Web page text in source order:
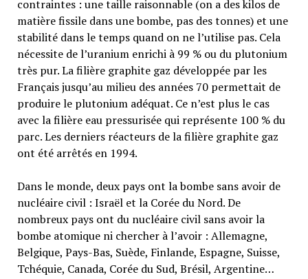
contraintes : une taille raisonnable (on a des kilos de
matière fissile dans une bombe, pas des tonnes) et une
stabilité dans le temps quand on ne l’utilise pas. Cela
nécessite de l’uranium enrichi à 99 % ou du plutonium
très pur. La filière graphite gaz développée par les
Français jusqu’au milieu des années 70 permettait de
produire le plutonium adéquat. Ce n’est plus le cas
avec la filière eau pressurisée qui représente 100 % du
parc. Les derniers réacteurs de la filière graphite gaz
ont été arrêtés en 1994.
Dans le monde, deux pays ont la bombe sans avoir de
nucléaire civil : Israël et la Corée du Nord. De
nombreux pays ont du nucléaire civil sans avoir la
bombe atomique ni chercher à l’avoir : Allemagne,
Belgique, Pays-Bas, Suède, Finlande, Espagne, Suisse,
Tchéquie, Canada, Corée du Sud, Brésil, Argentine…